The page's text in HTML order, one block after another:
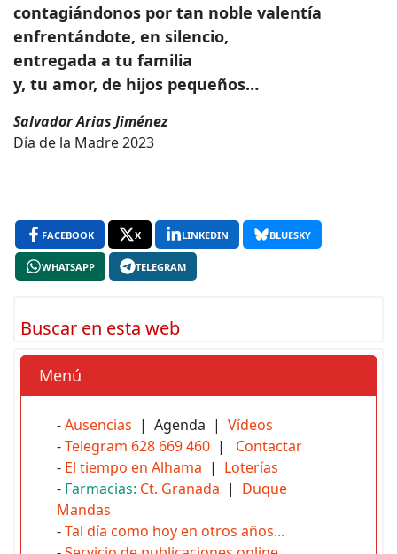
contagiándonos por tan noble valentía
enfrentándote, en silencio,
entregada a tu familia
y, tu amor, de hijos pequeños…
Salvador Arias Jiménez
Día de la Madre 2023
FACEBOOK X LINKEDIN BLUESKY
WHATSAPP TELEGRAM
Buscar en esta web
Menú
-Ausencias | Agenda | Vídeos
-Telegram 628 669 460 | Contactar
- El tiempo en Alhama | Loterías
- Farmacias: Ct. Granada | Duque
Mandas
-Tal día como hoy en otros años...